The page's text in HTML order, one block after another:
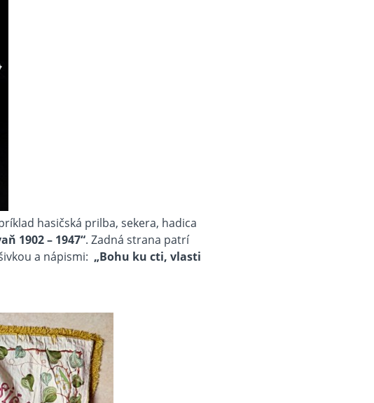
hasičská prilba, sekera, hadica
1902 – 1947“. Zadná strana patrí
a nápismi: „Bohu ku cti, vlasti